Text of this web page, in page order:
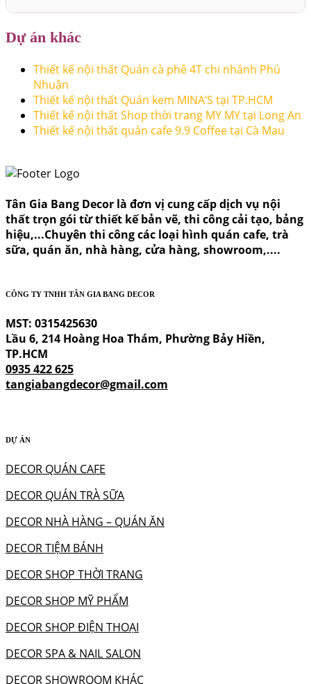
Dự án khác
Thiết kế nội thất Quán cà phê 4T chi nhánh Phú
Nhuận
Thiết kế nội thất Quán kem MINA’S tại TP.HCM
Thiết kế nội thất Shop thời trang MY MY tại Long An
Thiết kế nội thất quán cafe 9.9 Coffee tại Cà Mau
Tân Gia Bang Decor là đơn vị cung cấp dịch vụ nội
thất trọn gói từ thiết kế bản vẽ, thi công cải tạo, bảng
hiệu,...Chuyên thi công các loại hình quán cafe, trà
sữa, quán ăn, nhà hàng, cửa hàng, showroom,....
CÔNG TY TNHH TÂN GIA BANG DECOR
MST: 0315425630
Lầu 6, 214 Hoàng Hoa Thám, Phường Bảy Hiền,
TP.HCM
0935 422 625
tangiabangdecor@gmail.com
DỰ ÁN
DECOR QUÁN CAFE
DECOR QUÁN TRÀ SỮA
DECOR NHÀ HÀNG – QUÁN ĂN
DECOR TIỆM BÁNH
DECOR SHOP THỜI TRANG
DECOR SHOP MỸ PHẨM
DECOR SHOP ĐIỆN THOẠI
DECOR SPA & NAIL SALON
DECOR SHOWROOM KHÁC